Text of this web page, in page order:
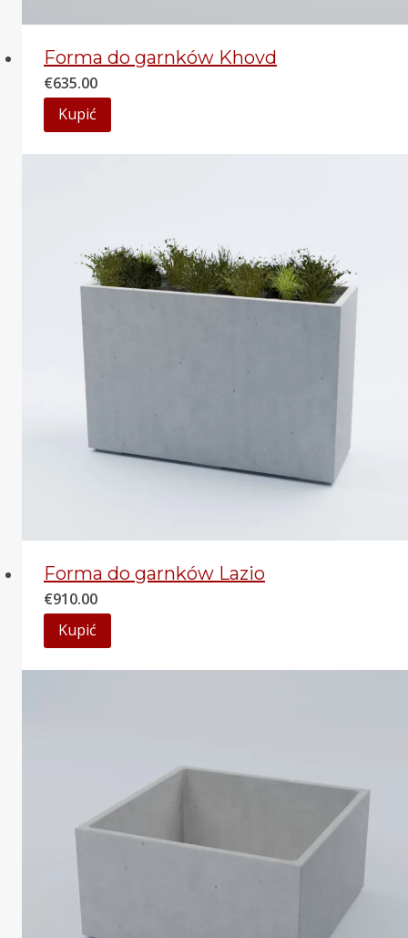
Forma do garnków Khovd
€635.00
Kupić
Forma do garnków Lazio
€910.00
Kupić